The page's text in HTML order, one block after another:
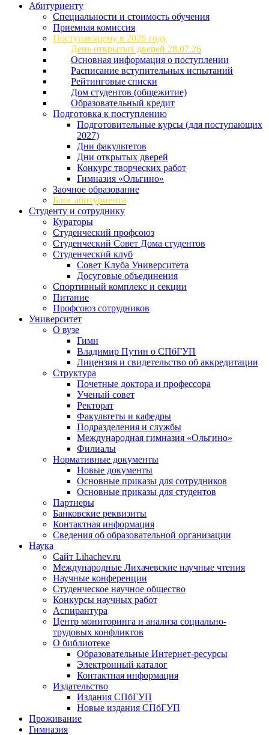
Абитуриенту
Специальности и стоимость обучения
Приемная комиссия
Поступающему в 2026 году
День открытых дверей 28.07.26
Основная информация о поступлении
Расписание вступительных испытаний
Рейтинговые списки
Дом студентов (общежитие)
Образовательный кредит
Подготовка к поступлению
Подготовительные курсы (для поступающих
2027)
Дни факультетов
Дни открытых дверей
Конкурс творческих работ
Гимназия «Ольгино»
Заочное образование
Блог абитуриента
Студенту и сотруднику
Кураторы
Студенческий профсоюз
Студенческий Совет Дома студентов
Студенческий клуб
Совет Клуба Университета
Досуговые объединения
Спортивный комплекс и секции
Питание
Профсоюз сотрудников
Университет
О вузе
Гимн
Владимир Путин о СПбГУП
Лицензия и свидетельство об аккредитации
Структура
Почетные доктора и профессора
Ученый совет
Ректорат
Факультеты и кафедры
Подразделения и службы
Международная гимназия «Ольгино»
Филиалы
Нормативные документы
Новые документы
Основные приказы для сотрудников
Основные приказы для студентов
Партнеры
Банковские реквизиты
Контактная информация
Сведения об образовательной организации
Наука
Сайт Lihachev.ru
Международные Лихачевские научные чтения
Научные конференции
Студенческое научное общество
Конкурсы научных работ
Аспирантура
Центр мониторинга и анализа социально-
трудовых конфликтов
О библиотеке
Образовательные Интернет-ресурсы
Электронный каталог
Контактная информация
Издательство
Издания СПбГУП
Новые издания СПбГУП
Проживание
Гимназия